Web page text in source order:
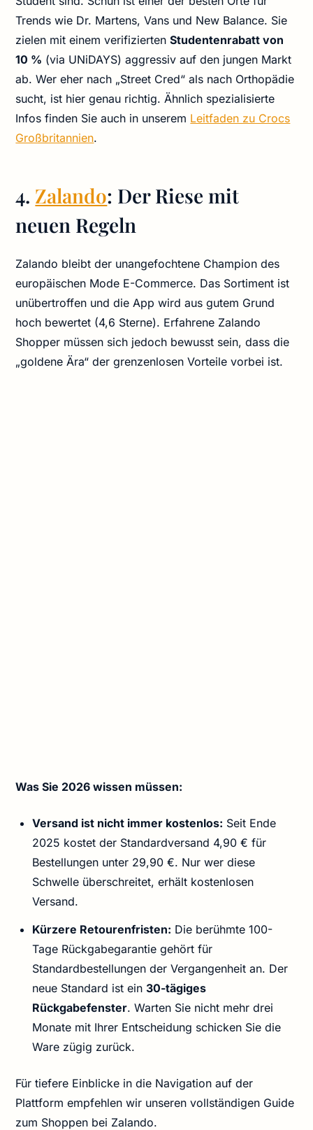
Trends wie Dr. Martens, Vans und New Balance. Sie
zielen mit einem verifiziertenStudentenrabatt von
10 % (via UNiDAYS) aggressiv auf den jungen Markt
ab. Wer eher nach „Street Cred“ als nach Orthopädie
sucht, ist hier genau richtig. Ähnlich spezialisierte
Infos finden Sie auch in unserem Leitfaden zu Crocs
Großbritannien.
4. Zalando: Der Riese mit
neuen Regeln
Zalando bleibt der unangefochtene Champion des
europäischen Mode E-Commerce. Das Sortiment ist
unübertroffen und die App wird aus gutem Grund
hoch bewertet (4,6 Sterne). Erfahrene Zalando
Shopper müssen sich jedoch bewusst sein, dass die
„goldene Ära“ der grenzenlosen Vorteile vorbei ist.
Was Sie 2026 wissen müssen:
Versand ist nicht immer kostenlos: Seit Ende
2025 kostet der Standardversand 4,90 € für
Bestellungen unter 29,90 €. Nur wer diese
Schwelle überschreitet, erhält kostenlosen
Versand.
Kürzere Retourenfristen: Die berühmte 100-
Tage Rückgabegarantie gehört für
Standardbestellungen der Vergangenheit an. Der
neue Standard ist ein30-tägiges
Rückgabefenster. Warten Sie nicht mehr drei
Monate mit Ihrer Entscheidung schicken Sie die
Ware zügig zurück.
Für tiefere Einblicke in die Navigation auf der
Plattform empfehlen wir unseren vollständigen Guide
zum Shoppen bei Zalando.